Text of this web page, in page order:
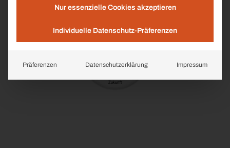
STADTMÖBELN
Nur essenzielle Cookies akzeptieren
Individuelle Datenschutz-Präferenzen
Präferenzen Datenschutzerklärung Impressum